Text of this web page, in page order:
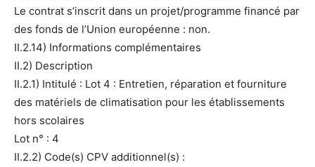
Le contrat s’inscrit dans un projet/programme financé par
des fonds de l’Union européenne : non.
II.2.14) Informations complémentaires
II.2) Description
II.2.1) Intitulé : Lot 4 : Entretien, réparation et fourniture
des matériels de climatisation pour les établissements
hors scolaires
Lot n° : 4
II.2.2) Code(s) CPV additionnel(s) :